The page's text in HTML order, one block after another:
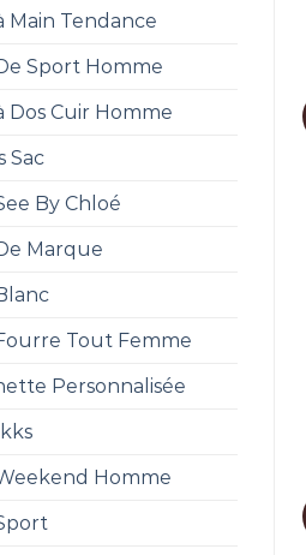
Main Tendance
Sport Homme
Dos Cuir Homme
Sac
By Chloé
Marque
Tout Femme
Personnalisée
Homme